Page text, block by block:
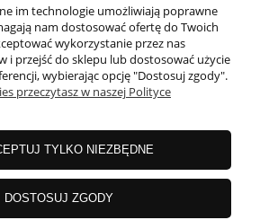
POMOC
MOJE KONTO
I DOSTAWA
INFORMACJE
im technologie umożliwiają poprawne
nam dostosować ofertę do Twoich
wykorzystanie przez nas
i przejść do sklepu lub dostosować użycie
wybierając opcję "Dostosuj zgody".
przeczytasz w naszej Polityce
TYLKO NIEZBĘDNE
DOSTOSUJ ZGODY